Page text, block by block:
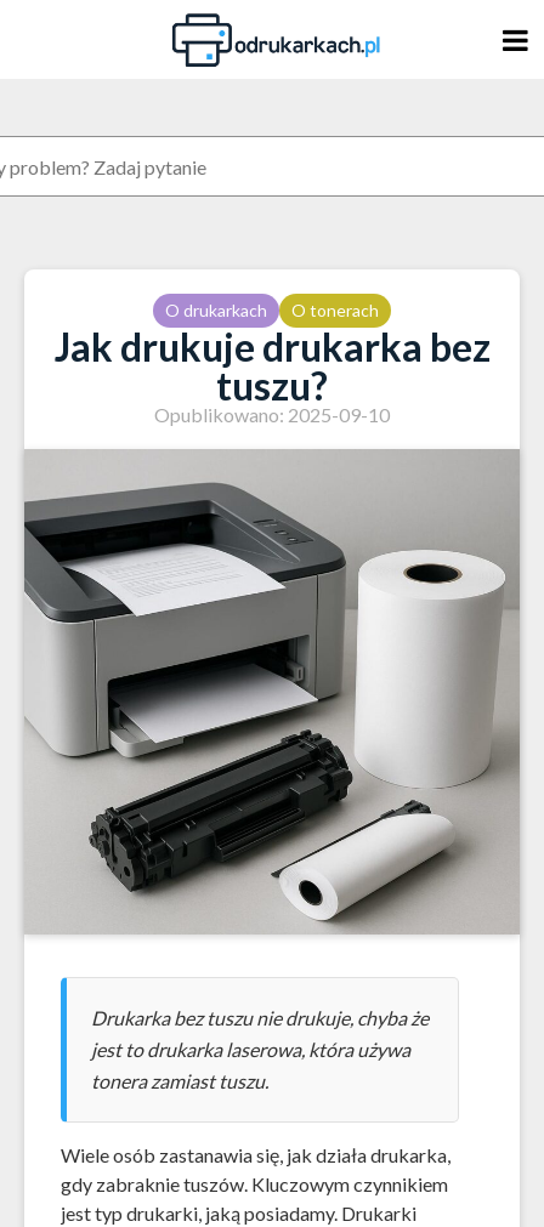
O drukarkach O tonerach
Jak drukuje drukarka bez
tuszu?
Opublikowano: 2025-09-10
Drukarka bez tuszu nie drukuje, chyba że
jest to drukarka laserowa, która używa
tonera zamiast tuszu.
Wiele osób zastanawia się, jak działa drukarka,
gdy zabraknie tuszów. Kluczowym czynnikiem
jest typ drukarki, jaką posiadamy. Drukarki